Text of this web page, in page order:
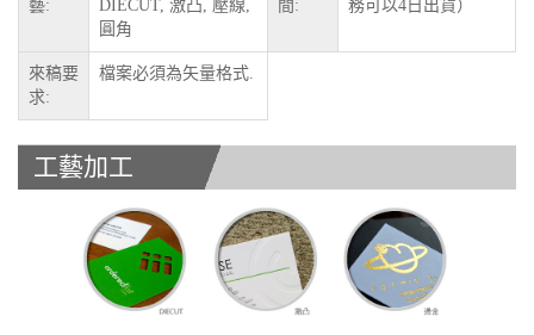
藝:
DIECUT, 激凸, 壓線,
圓角
間:
務可以4日出貨）
來稿要
求:
檔案必須為矢量格式.
工藝加工